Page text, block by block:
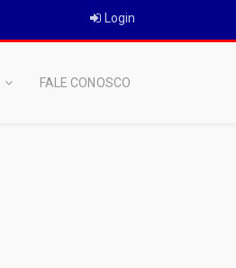
Login
FALE CONOSCO